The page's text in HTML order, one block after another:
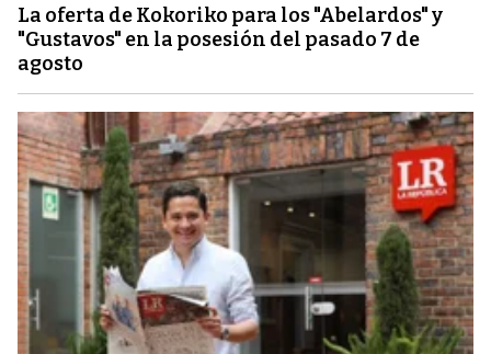
La oferta de Kokoriko para los "Abelardos" y
"Gustavos" en la posesión del pasado 7 de
agosto